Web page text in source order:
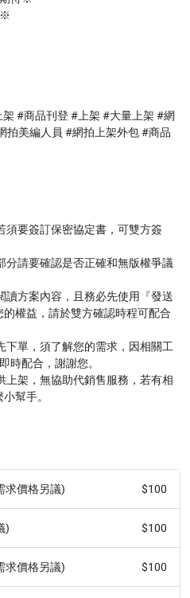
※
#商品刊登 #上架 #大量上架 #網
拍美編人員 #網拍上架外包 #商品
要簽訂保密協定書，可雙方簽
請要確認是否正確和無版權爭議
方案內容，且務必先使用『發送
權益，請於雙方確認時程可配合
單，須了解您的需求，因相關工
時配合，謝謝您。
架，無協助代銷售服務，若有相
幫手。
求價格另議) $100
) $100
求價格另議) $100